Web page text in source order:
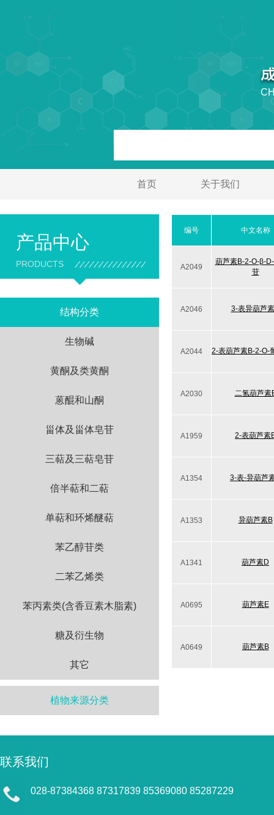
首页 关于我们
产品中心
PRODUCTS
结构分类
生物碱
黄酮及类黄酮
蒽醌和山酮
甾体及甾体皂苷
三萜及三萜皂苷
倍半萜和二萜
单萜和环烯醚萜
苯乙醇苷类
二苯乙烯类
苯丙素类(含香豆素木脂素)
糖及衍生物
其它
植物来源分类
编号 中文名称
A2049
葫芦素B-2-O-β-
苷
A2046 3-表异葫芦
A2044 2-表葫芦素B-2-O-
A2030 二氢葫芦素
A1959 2-表葫芦素
A1354 3-表-异葫芦
A1353 异葫芦素B
A1341 葫芦素D
A0695 葫芦素E
A0649 葫芦素B
联系我们
028-87384368 87317839 85369080 85287229